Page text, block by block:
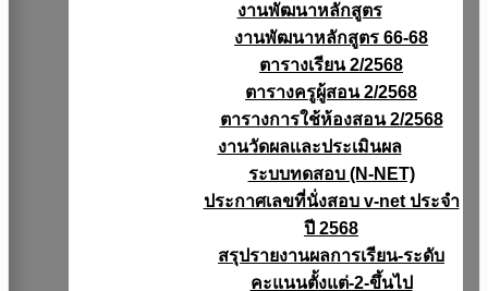
งานพัฒนาหลักสูตร
งานพัฒนาหลักสูตร 66-68
ตารางเรียน 2/2568
ตารางครูผู้สอน 2/2568
ตารางการใช้ห้องสอน 2/2568
งานวัดผลเเละประเมินผล
ระบบทดสอบ (N-NET)
ประกาศเลขที่นั่งสอบ v-net ประจำ
ปี 2568
สรุปรายงานผลการเรียน-ระดับ
คะแนนตั้งแต่-2-ขึ้นไป